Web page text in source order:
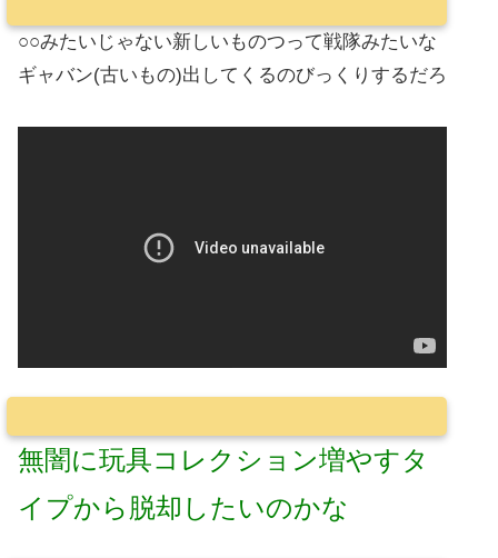
○○みたいじゃない新しいものつって戦隊みたいな
ギャバン(古いもの)出してくるのびっくりするだろ
無闇に玩具コレクション増やすタ
イプから脱却したいのかな